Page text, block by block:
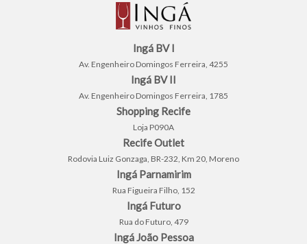
Ingá BV I
Av. Engenheiro Domingos Ferreira, 4255
Ingá BV II
Av. Engenheiro Domingos Ferreira, 1785
Shopping Recife
Loja P090A
Recife Outlet
Rodovia Luiz Gonzaga, BR-232, Km 20, Moreno
Ingá Parnamirim
Rua Figueira Filho, 152
Ingá Futuro
Rua do Futuro, 479
Ingá João Pessoa